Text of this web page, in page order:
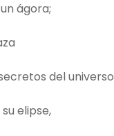
ágora;
del universo
elipse,